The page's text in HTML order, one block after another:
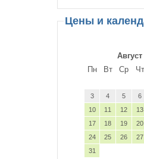
Цены и
Август
Пн
Вт Ср Чт
3
4 5 6
10
11 12 13
17
18 19 20
24
25 26 27
31